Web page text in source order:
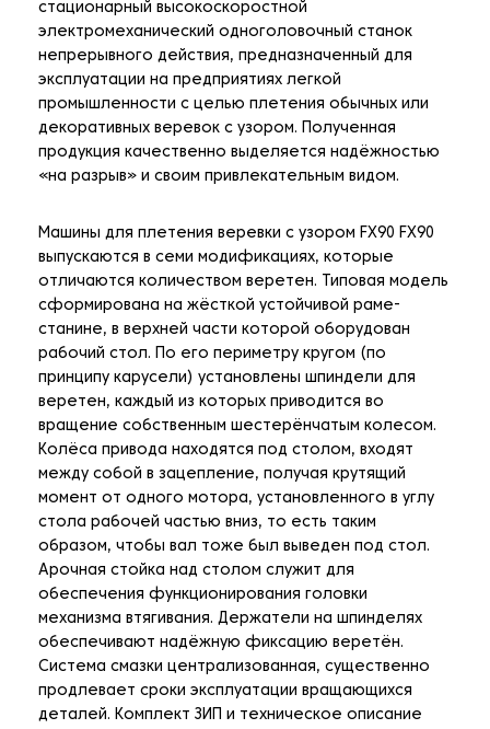
стационарный высокоскоростной
электромеханический одноголовочный станок
непрерывного действия, предназначенный для
эксплуатации на предприятиях легкой
промышленности с целью плетения обычных или
декоративных веревок с узором. Полученная
продукция качественно выделяется надёжностью
«на разрыв» и своим привлекательным видом.
Машины для плетения веревки с узором FX90 FX90
выпускаются в семи модификациях, которые
отличаются количеством веретен. Типовая модель
сформирована на жёсткой устойчивой раме-
станине, в верхней части которой оборудован
рабочий стол. По его периметру кругом (по
принципу карусели) установлены шпиндели для
веретен, каждый из которых приводится во
вращение собственным шестерёнчатым колесом.
Колёса привода находятся под столом, входят
между собой в зацепление, получая крутящий
момент от одного мотора, установленного в углу
стола рабочей частью вниз, то есть таким
образом, чтобы вал тоже был выведен под стол.
Арочная стойка над столом служит для
обеспечения функционирования головки
механизма втягивания. Держатели на шпинделях
обеспечивают надёжную фиксацию веретён.
Система смазки централизованная, существенно
продлевает сроки эксплуатации вращающихся
деталей. Комплект ЗИП и техническое описание